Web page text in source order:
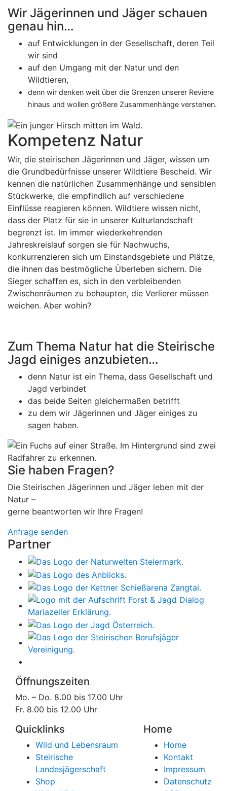
Wir Jägerinnen und Jäger schauen
genau hin…
auf Entwicklungen in der Gesellschaft, deren Teil
wir sind
auf den Umgang mit der Natur und den
Wildtieren,
denn wir denken weit über die Grenzen unserer Reviere
hinaus und wollen größere Zusammenhänge verstehen.
Kompetenz Natur
Wir, die steirischen Jägerinnen und Jäger, wissen um
die Grundbedürfnisse unserer Wildtiere Bescheid. Wir
kennen die natürlichen Zusammenhänge und sensiblen
Stückwerke, die empfindlich auf verschiedene
Einflüsse reagieren können. Wildtiere wissen nicht,
dass der Platz für sie in unserer Kulturlandschaft
begrenzt ist. Im immer wiederkehrenden
Jahreskreislauf sorgen sie für Nachwuchs,
konkurrenzieren sich um Einstandsgebiete und Plätze,
die ihnen das bestmögliche Überleben sichern. Die
Sieger schaffen es, sich in den verbleibenden
Zwischenräumen zu behaupten, die Verlierer müssen
weichen. Aber wohin?
Zum Thema Natur hat die Steirische
Jagd einiges anzubieten…
denn Natur ist ein Thema, dass Gesellschaft und
Jagd verbindet
das beide Seiten gleichermaßen betrifft
zu dem wir Jägerinnen und Jäger einiges zu
sagen haben.
Sie haben Fragen?
Die Steirischen Jägerinnen und Jäger leben mit der
Natur –
gerne beantworten wir Ihre Fragen!
Anfrage senden
Partner
Öffnungszeiten
Mo. – Do. 8.00 bis 17.00 Uhr
Fr. 8.00 bis 12.00 Uhr
Quicklinks
Wild und Lebensraum
Steirische
Landesjägerschaft
Shop
Home
Home
Kontakt
Impressum
Datenschutz